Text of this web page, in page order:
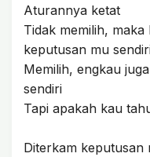
Aturannya ketat
Tidak memilih,
keputusan mu
Memilih, engkau
sendiri
Tapi apakah kau
Diterkam keputusan